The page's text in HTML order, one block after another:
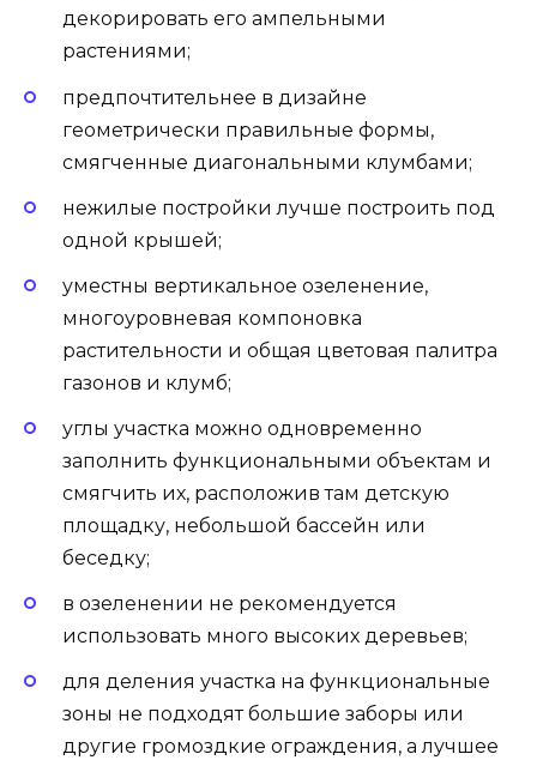
декорировать его ампельными
растениями;
предпочтительнее в дизайне
геометрически правильные формы,
смягченные диагональными клумбами;
нежилые постройки лучше построить под
одной крышей;
уместны вертикальное озеленение,
многоуровневая компоновка
растительности и общая цветовая палитра
газонов и клумб;
углы участка можно одновременно
заполнить функциональными объектам и
смягчить их, расположив там детскую
площадку, небольшой бассейн или
беседку;
в озеленении не рекомендуется
использовать много высоких деревьев;
для деления участка на функциональные
зоны не подходят большие заборы или
другие громоздкие ограждения, а лучшее